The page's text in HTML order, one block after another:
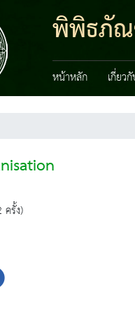
พิพิธภัณ
หน้าหลัก เกี่ยว
ครั้ง)